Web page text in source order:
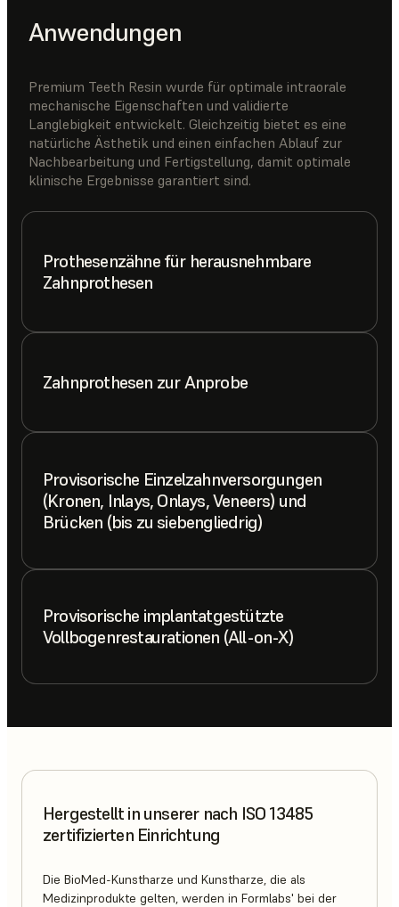
Anwendungen
Premium Teeth Resin wurde für optimale intraorale
mechanische Eigenschaften und validierte
Langlebigkeit entwickelt. Gleichzeitig bietet es eine
natürliche Ästhetik und einen einfachen Ablauf zur
Nachbearbeitung und Fertigstellung, damit optimale
klinische Ergebnisse garantiert sind.
Prothesenzähne für herausnehmbare
Zahnprothesen
Zahnprothesen zur Anprobe
Provisorische Einzelzahnversorgungen
(Kronen, Inlays, Onlays, Veneers) und
Brücken (bis zu siebengliedrig)
Provisorische implantatgestützte
Vollbogenrestaurationen (All-on-X)
Hergestellt in unserer nach ISO 13485
zertifizierten Einrichtung
Die BioMed-Kunstharze und Kunstharze, die als
Medizinprodukte gelten, werden in Formlabs' bei der